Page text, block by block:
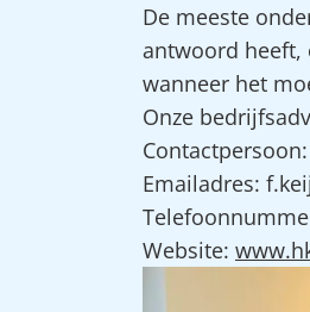
De meeste
antwoord heeft,
wanneer het
Onze
Emailadres:
Website: